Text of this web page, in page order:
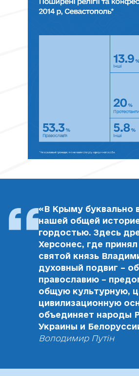
«В Крыму буквально
нашей общей
гордостью. Здесь
Херсонес, где
святой князь
духовный подвиг –
православию –
общую культурную,
цивилизационную
объединяет народы
Украины и
Володимир Путін